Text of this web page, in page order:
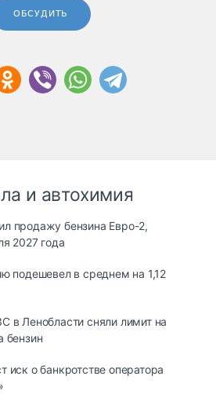
ОБСУДИТЬ
и автохимия
продажу бензина Евро-2,
2027 года
подешевел в среднем на 1,12
в Ленобласти сняли лимит на
бензин
иск о банкротстве оператора